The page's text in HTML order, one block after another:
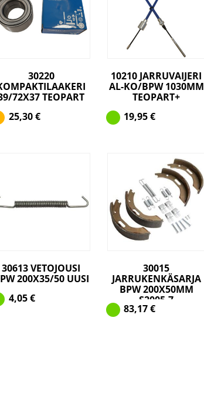
30220
72X37 TEOPART
25,30€
10210 JARRUVAIJERI
AL-KO/BPW 1030MM
TEOPART+
19,95€
30613 VETOJOUSI
200X35/50 UUSI
4,05€
30015
JARRUKENKÄSARJA
BPW 200X50MM
S2005-7
83,17€